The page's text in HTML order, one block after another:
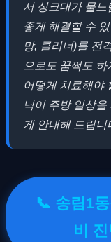
서 싱크대가 물느
좋게 해결할 수
망, 클리너)를 전
으로도 꿈쩍도
어떻게 치료해야
닉이 주방 일상
게 안내해 드립니
📞 송림1
비